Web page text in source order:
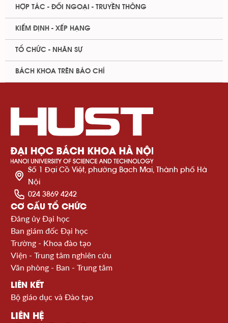
HỢP TÁC - ĐỐI NGOẠI - TRUYỀN THÔNG
KIỂM ĐỊNH - XẾP HẠNG
TỔ CHỨC - NHÂN SỰ
BÁCH KHOA TRÊN BÁO CHÍ
Số 1 Đại Cồ Việt, phường Bạch Mai, Thành phố Hà
Nội
024 3869 4242
CƠ CẤU TỔ CHỨC
Đảng ủy Đại học
Ban giám đốc Đại học
Trường - Khoa đào tạo
Viện - Trung tâm nghiên cứu
Văn phòng - Ban - Trung tâm
LIÊN KẾT
Bộ giáo dục và Đào tạo
LIÊN HỆ